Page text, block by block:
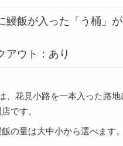
鰻飯が入った「う桶」
アウト：あり
、花見小路を一本入った路地
です。
の量は大中小から選べます。